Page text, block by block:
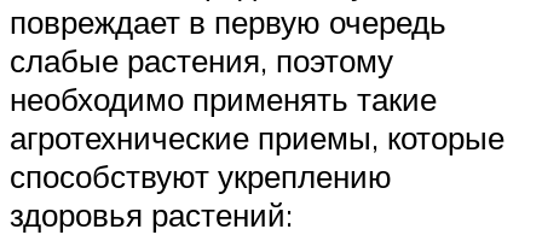
повреждает в первую очередь
слабые растения, поэтому
необходимо применять такие
агротехнические приемы, которые
способствуют укреплению
здоровья растений: